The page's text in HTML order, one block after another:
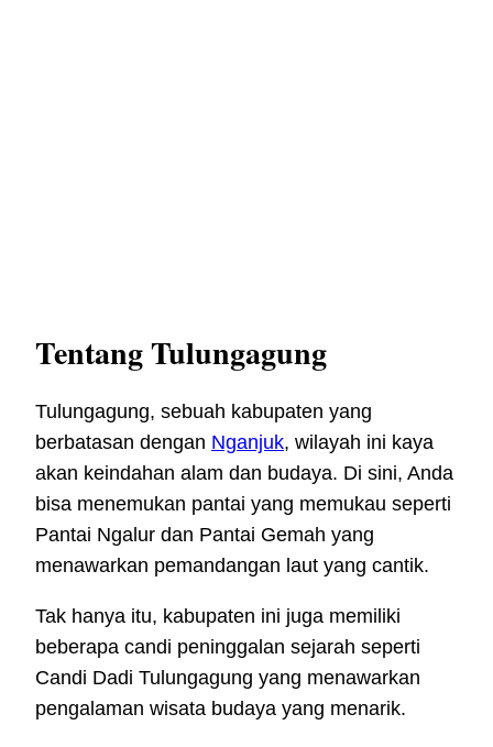
Tentang Tulungagung
Tulungagung, sebuah kabupaten yang
berbatasan dengan Nganjuk, wilayah ini kaya
akan keindahan alam dan budaya. Di sini, Anda
bisa menemukan pantai yang memukau seperti
Pantai Ngalur dan Pantai Gemah yang
menawarkan pemandangan laut yang cantik.
Tak hanya itu, kabupaten ini juga memiliki
beberapa candi peninggalan sejarah seperti
Candi Dadi Tulungagung yang menawarkan
pengalaman wisata budaya yang menarik.